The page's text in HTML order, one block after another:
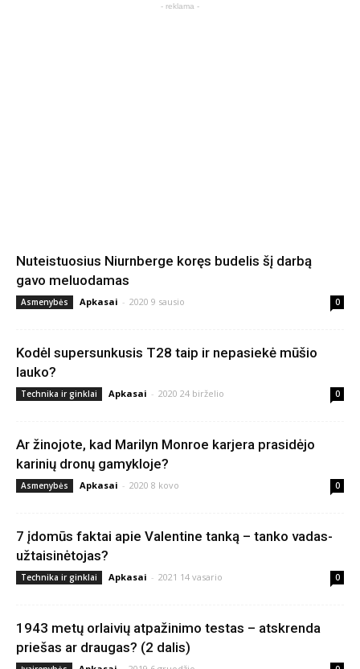
- reklama -
Nuteistuosius Niurnberge koręs budelis šį darbą
gavo meluodamas
Asmenybės Apkasai - 2020 9 sausio 0
Kodėl supersunkusis T28 taip ir nepasiekė mūšio
lauko?
Technika ir ginklai Apkasai - 2020 24 birželio 0
Ar žinojote, kad Marilyn Monroe karjera prasidėjo
karinių dronų gamykloje?
Asmenybės Apkasai - 2020 8 kovo 0
7 įdomūs faktai apie Valentine tanką – tanko vadas-
užtaisinėtojas?
Technika ir ginklai Apkasai - 2021 14 vasario 0
1943 metų orlaivių atpažinimo testas – atskrenda
priešas ar draugas? (2 dalis)